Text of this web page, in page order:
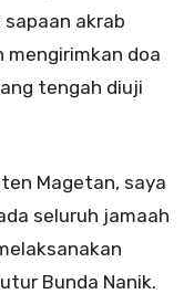
sapaan akrab
mengirimkan doa
tengah diuji
Magetan, saya
seluruh jamaah
Bunda Nanik.